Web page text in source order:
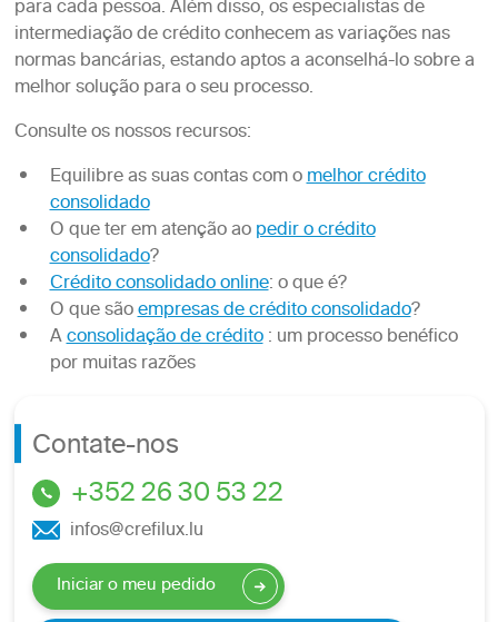
para cada pessoa. Além disso, os especialistas de
intermediação de crédito conhecem as variações nas
normas bancárias, estando aptos a aconselhá-lo sobre a
melhor solução para o seu processo.
Consulte os nossos recursos:
Equilibre as suas contas com omelhor crédito
consolidado
O que ter em atenção aopedir o crédito
consolidado?
Crédito consolidado online: o que é?
O que sãoempresas de crédito consolidado?
Aconsolidação de crédito: um processo benéfico
por muitas razões
Contate-nos
+352 26 30 53 22
infos@crefilux.lu
Iniciar o meu pedido